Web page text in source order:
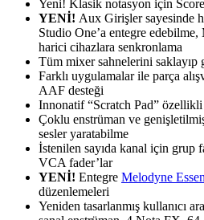
Yeni! Klasik notasyon için
YENİ! Aux Girişler sayesinde
Studio One’a entegre
harici cihazlara senkronlama
Tüm mixer sahnelerini saklayıp
Farklı uygulamalar ile parça
AAF desteği
Innonatif “Scratch Pad”
Çoklu enstrüman ve
sesler yaratabilme
İstenilen sayıda kanal için grup
VCA fader’lar
YENİ! Entegre Melodyne
düzenlemeleri
Yeniden tasarlanmış kullanıcı